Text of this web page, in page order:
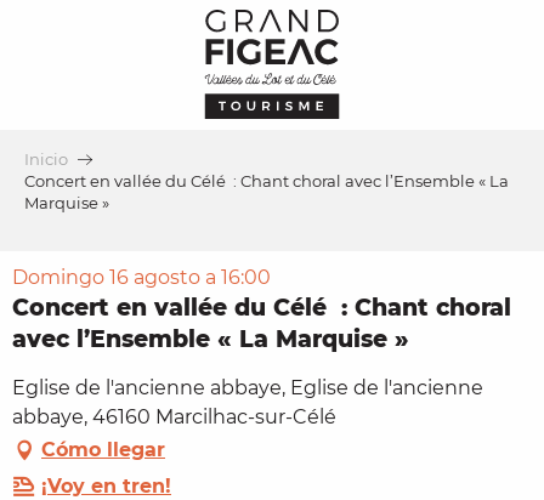
Inicio
Concert en vallée du Célé : Chant choral avec l’Ensemble « La
Marquise »
Domingo 16 agosto a 16:00
Concert en vallée du Célé : Chant choral
avec l’Ensemble « La Marquise »
Eglise de l'ancienne abbaye, Eglise de l'ancienne
abbaye, 46160 Marcilhac-sur-Célé
Cómo llegar
¡Voy en tren!